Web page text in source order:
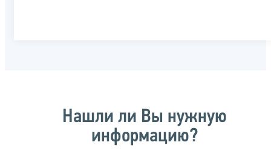
Нашли ли Вы нужную
информацию?